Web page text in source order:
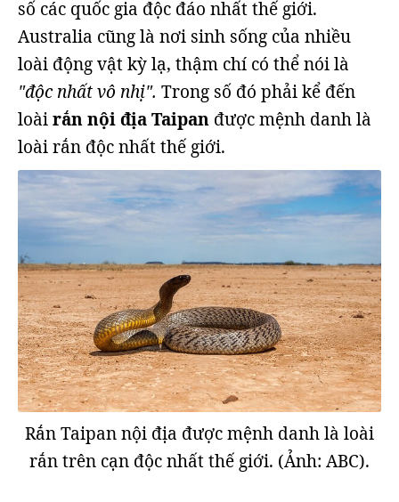
số các quốc gia độc đáo nhất thế giới.
Australia cũng là nơi sinh sống của nhiều
loài động vật kỳ lạ, thậm chí có thể nói là
"độc nhất vô nhị". Trong số đó phải kể đến
loàirắn nội địa Taipan được mệnh danh là
loài rắn độc nhất thế giới.
Rắn Taipan nội địa được mệnh danh là loài
rắn trên cạn độc nhất thế giới. (Ảnh: ABC).